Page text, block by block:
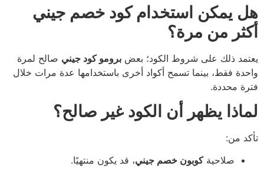
هل يمكن استخدام كود خصم جيني
أكثر من مرة؟
يعتمد ذلك على شروط الكود؛ بعض برومو كود جيني صالح لمرة
واحدة فقط، بينما تسمح أكواد أخرى باستخدامها عدة مرات خلال
فترة محددة.
لماذا يظهر أن الكود غير صالح؟
تأكد من:
صلاحيةكوبون خصم جيني، قد يكون منتهيًا.